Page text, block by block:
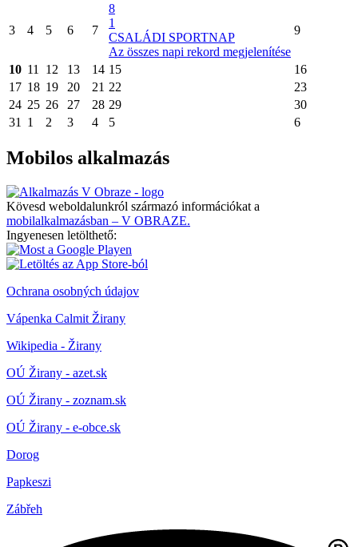
3 4 5 6 7
8
1
CSALÁDI SPORTNAP
Az összes napi rekord megjelenítése
9
10 11 12 13 14 15
16
17 18 19 20 21 22
23
24 25 26 27 28 29
30
31
1 2 3 4 5 6
Mobilos alkalmazás
Kövesd weboldalunkról származó információkat a
mobilalkalmazásban – V OBRAZE.
Ingyenesen letölthető:
Ochrana osobných údajov
Vápenka Calmit Žirany
Wikipedia - Žirany
OÚ Žirany - azet.sk
OÚ Žirany - zoznam.sk
OÚ Žirany - e-obce.sk
Dorog
Papkeszi
Zábřeh